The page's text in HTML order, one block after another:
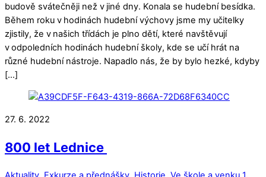
budově svátečněji než v jiné dny. Konala se hudební besídka.
Během roku v hodinách hudební výchovy jsme my učitelky
zjistily, že v našich třídách je plno dětí, které navštěvují
v odpoledních hodinách hudební školy, kde se učí hrát na
různé hudební nástroje. Napadlo nás, že by bylo hezké, kdyby
[…]
27. 6. 2022
800 let Lednice